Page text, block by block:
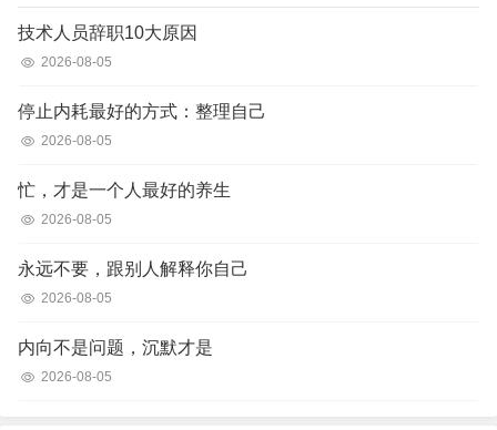
技术人员辞职10大原因
2026-08-05
停止内耗最好的方式：整理自己
2026-08-05
忙，才是一个人最好的养生
2026-08-05
永远不要，跟别人解释你自己
2026-08-05
内向不是问题，沉默才是
2026-08-05